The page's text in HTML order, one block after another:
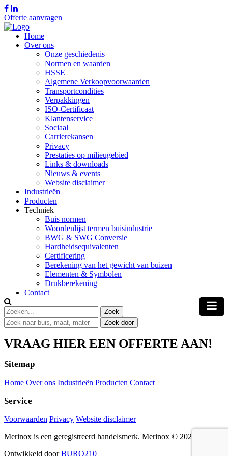
Offerte aanvragen
Home
Over ons
Onze geschiedenis
Normen en waarden
HSSE
Algemene Verkoopvoorwaarden
Transportcondities
Verpakkingen
ISO-Certificaat
Klantenservice
Sociaal
Carrierekansen
Privacy
Prestaties op milieugebied
Links & downloads
Nieuws & events
Website disclaimer
Industrieën
Producten
Techniek
Buis normen
Woordenlijst termen buisindustrie
BWG & SWG Conversie
Hardheidsequivalenten
Certificering
Berekening van het gewicht van buizen
Elementen & Symbolen
Drukberekening
Contact
VRAAG HIER EEN OFFERTE AAN!
Sitemap
Home Over ons Industrieën Producten Contact
Service
Voorwaarden Privacy Website disclaimer
Merinox is een geregistreerd handelsmerk. Merinox © 2026
Ontwikkeld doorBURO210